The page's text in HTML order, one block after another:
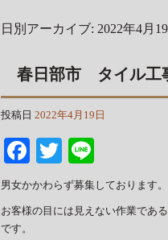
日別アーカイブ: 2022年4月
春日部市 タイル
投稿日 2022年4月19日
Facebook
Twitter
男女かかわらず募集しております。
お客様の目には見えない作業であ
です。